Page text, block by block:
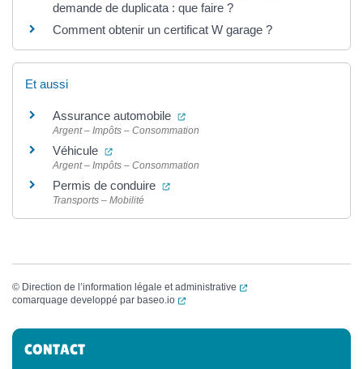
demande de duplicata : que faire ?
Comment obtenir un certificat W garage ?
Et aussi
Assurance automobile (ouverture dans un nouvel onglet)
Argent – Impôts – Consommation
Véhicule (ouverture dans un nouvel onglet)
Argent – Impôts – Consommation
Permis de conduire (ouverture dans un nouvel onglet)
Transports – Mobilité
© Direction de l’information légale et administrative
(ouverture dans un
comarquage developpé par baseo.io (ouverture dans un nouvel onglet)
Informations complémentaires
CONTACT